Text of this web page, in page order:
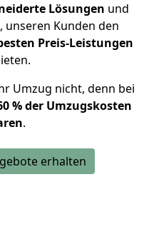
Lösungen und
Kunden den
Preis-Leistungen
Umzug nicht, denn bei
% der Umzugskosten
.
erhalten